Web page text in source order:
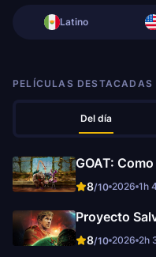
Latino
PELÍCULAS DESTACADAS
Del día
GOAT:
8/10 2026 1h
Proyecto
8/10 2026 2h